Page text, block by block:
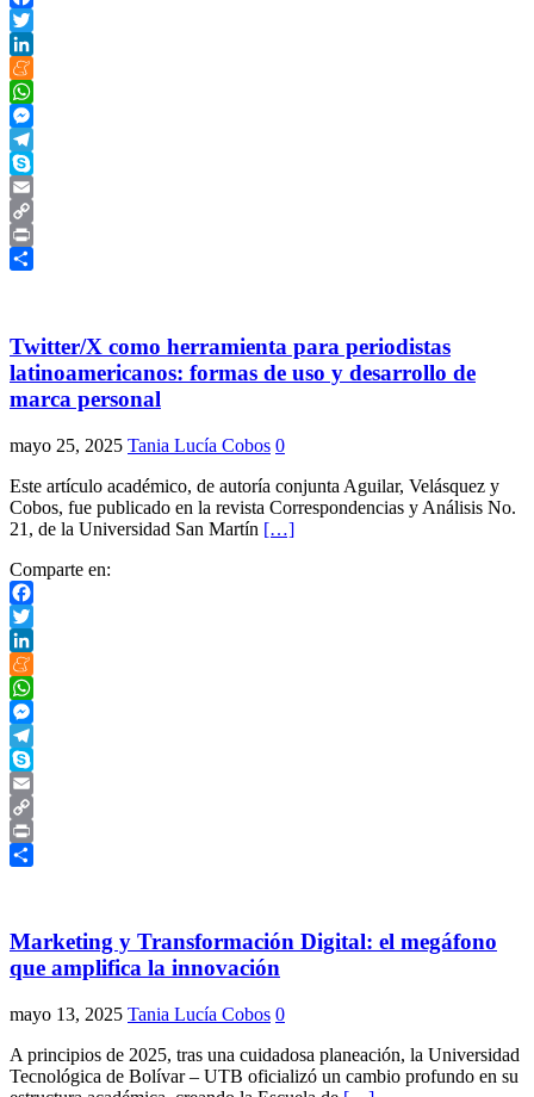
Facebook
Twitter
LinkedIn
Meneame
WhatsApp
Messenger
Telegram
Skype
Email
Copy
Link
Print
Twitter/X como herramienta para periodistas
latinoamericanos: formas de uso y desarrollo de
marca personal
mayo 25, 2025 Tania Lucía Cobos 0
Este artículo académico, de autoría conjunta Aguilar, Velásquez y
Cobos, fue publicado en la revista Correspondencias y Análisis No.
21, de la Universidad San Martín […]
Comparte en:
Facebook
Twitter
LinkedIn
Meneame
WhatsApp
Messenger
Telegram
Skype
Email
Copy
Link
Print
Marketing y Transformación Digital: el megáfono
que amplifica la innovación
mayo 13, 2025 Tania Lucía Cobos 0
A principios de 2025, tras una cuidadosa planeación, la Universidad
Tecnológica de Bolívar – UTB oficializó un cambio profundo en su